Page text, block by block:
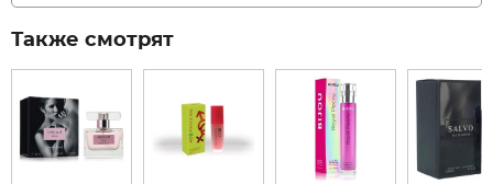
Также смотрят